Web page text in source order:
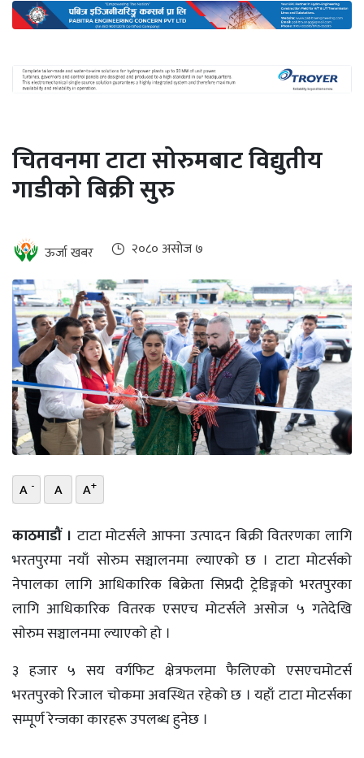
ऊर्जा
दक्षता
खबर
हरित
इभी
सम्पादकीय
बैंक
पर्यटन
भिडियो
छापा
खोज
प्रोफाइल
ऊर्जा
विशेष
चितवनमा टाटा सोरुमबाट विद्युतीय
गाडीकाे बिक्री सुरु
ऊर्जा खबर २०८० असोज ७
A - A A+
काठमाडौं । टाटा मोटर्सले आफ्ना उत्पादन बिक्री वितरणका लागि
भरतपुरमा नयाँ साेरुम सञ्चालनमा ल्याएको छ । टाटा मोटर्सको
नेपालका लागि आधिकारिक बिक्रेता सिप्रदी ट्रेडिङ्गको भरतपुरका
लागि आधिकारिक वितरक एसएच मोटर्सले असाेज ५ गतेदेखि
साेरुम सञ्चालनमा ल्याएको हो ।
३ हजार ५ सय वर्गफिट क्षेत्रफलमा फैलिएको एसएचमोटर्स
भरतपुरको रिजाल चोकमा अवस्थित रहेको छ । यहाँ टाटा मोटर्सका
सम्पूर्ण रेन्जका कारहरू उपलब्ध हुनेछ ।